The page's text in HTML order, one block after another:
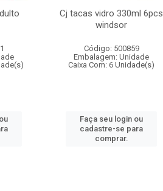
Cj tacas vidro 330ml 6pcs
windsor
Código: 500859
Embalagem: Unidade
Caixa Com: 6 Unidade(s)
Faça seu login ou
cadastre-se para
comprar.